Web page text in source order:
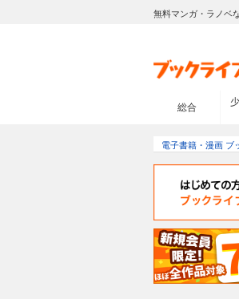
無料マンガ・ラノベ
総合
電子書籍・漫画 ブ